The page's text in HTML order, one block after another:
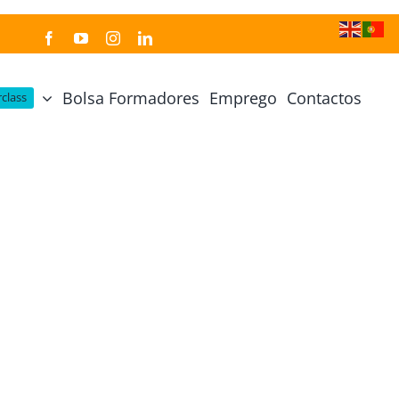
Bolsa Formadores Emprego Contactos